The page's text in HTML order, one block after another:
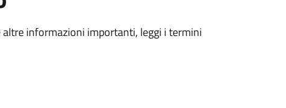
informazioni importanti, leggi i termini